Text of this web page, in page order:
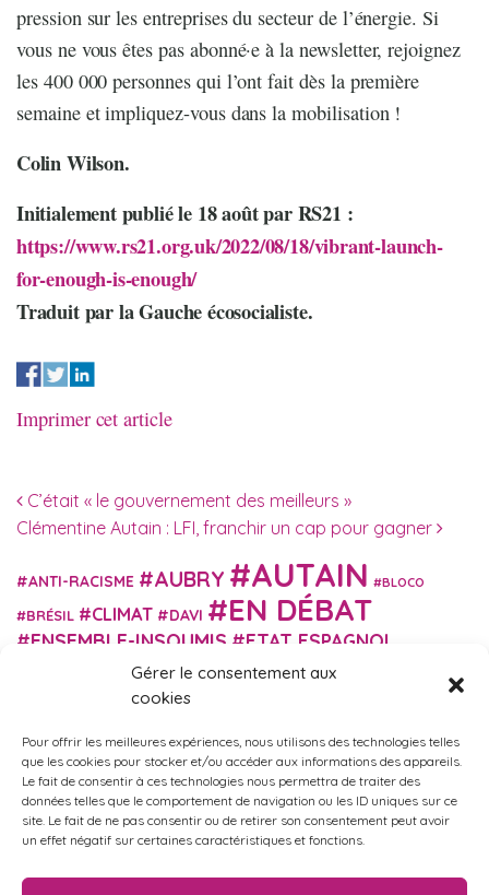
Gérer le consentement aux
cookies
Pour offrir les meilleures expériences, nous utilisons des technologies telles
que les cookies pour stocker et/ou accéder aux informations des appareils.
Le fait de consentir à ces technologies nous permettra de traiter des
données telles que le comportement de navigation ou les ID uniques sur ce
site. Le fait de ne pas consentir ou de retirer son consentement peut avoir
un effet négatif sur certaines caractéristiques et fonctions.
pression sur les entreprises du secteur de l’énergie. Si
vous ne vous êtes pas abonné·e à la newsletter, rejoignez
les 400 000 personnes qui l’ont fait dès la première
semaine et impliquez-vous dans la mobilisation !
Colin Wilson.
Initialement publié le 18 août par RS21 :
https://www.rs21.org.uk/2022/08/18/vibrant-launch-
for-enough-is-enough/
Traduit par la Gauche écosocialiste.
Imprimer cet article
Navigation des articles
C’était « le gouvernement des meilleurs »
Clémentine Autain : LFI, franchir un cap pour gagner
ANTI-RACISME AUBRY AUTAIN BLOCO
BRÉSIL CLIMAT DAVI EN DÉBAT
ENSEMBLE-INSOUMIS ETAT ESPAGNOL
EUROPE EXTRÊME DROITE FASCISME
FRANCE INSOUMISE
HISTOIRE IMMIGRATION ISRAËL PALESTINE ITALIE
MACRON MARTIN MARXISME MIGRANT-ES
MUNICIPALES MÉLENCHON NUPES OBONO
OCCITANIE PORTUGAL RETRAITES RUSSIE